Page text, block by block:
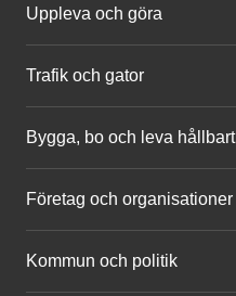
Uppleva och göra
Trafik och gator
Bygga, bo och leva hållbart
Företag och organisationer
Kommun och politik